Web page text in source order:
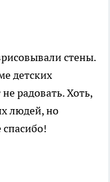
стены.
детских
радовать. Хоть,
людей, но
спасибо!